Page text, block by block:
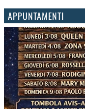
APPUNTAMENTI